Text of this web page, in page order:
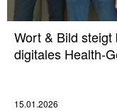
Wort & Bild
digitales Health-
15.01.2026